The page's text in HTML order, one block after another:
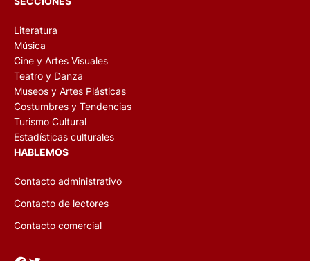
Literatura
Música
Cine y Artes Visuales
Teatro y Danza
Museos y Artes Plásticas
Costumbres y Tendencias
Turismo Cultural
Estadísticas culturales
HABLEMOS
Contacto administrativo
Contacto de lectores
Contacto comercial